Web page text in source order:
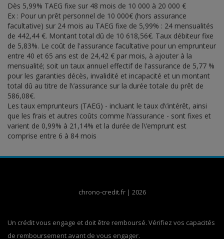
Dès 5,99% TAEG fixe sur 48 mois de 10 000 à 20 000 €
Ex : Pour un prêt personnel de 10 000€ (hors assurance
facultative) sur 24 mois au TAEG fixe de 5,99% : 24 mensualités
de 442,44 €. Montant total dû de 10 618,56€. Taux débiteur fixe
de 5,83%. Le coût de l'assurance facultative pour un emprunteur
entre 40 et 65 ans est de 24,42 € par mois, à ajouter à la
mensualité; soit un taux annuel effectif de l'assurance de 5,77 %
pour les garanties décès, invalidité et incapacité et un montant
total dû au titre de l\’assurance sur la durée totale du prêt de
586,08€.
Les taux emprunteurs (TAEG) - incluant le taux d\’intérêt, ainsi
que les frais et autres coûts comme l\’assurance - sont fixes et
varient de 0,99% à 21,14% et la durée de l\’emprunt est
comprise entre 6 à 84 mois
chrono-credit.fr| 2026
Un crédit vous engage et doit être remboursé. Vérifiez vos capacités
de remboursement avant de vous engager.